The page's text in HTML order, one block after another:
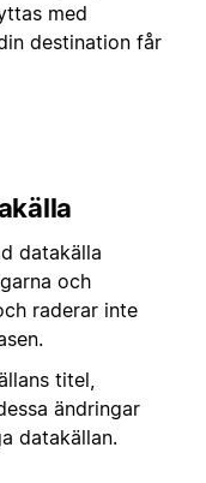
med
destination får
datakälla
och
raderar inte
titel,
ändringar
datakällan.